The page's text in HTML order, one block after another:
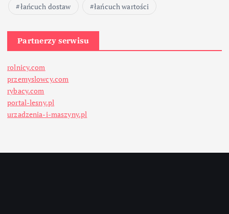
łańcuch dostaw
łańcuch wartości
Partnerzy serwisu
rolnicy.com
przemyslowcy.com
rybacy.com
portal-lesny.pl
urzadzenia-i-maszyny.pl